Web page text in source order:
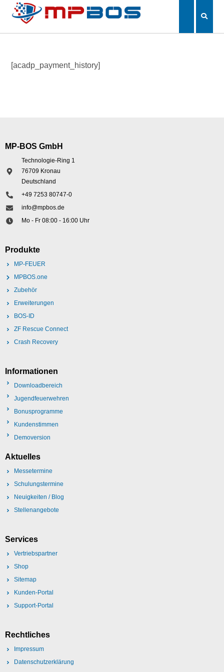
[acadp_payment_history]
MP-BOS GmbH
Technologie-Ring 1
76709 Kronau
Deutschland
+49 7253 80747-0
info@mpbos.de
Mo - Fr 08:00 - 16:00 Uhr
Produkte
MP-FEUER
MPBOS.one
Zubehör
Erweiterungen
BOS-ID
ZF Rescue Connect
Crash Recovery
Informationen
Downloadbereich
Jugendfeuerwehren
Bonusprogramme
Kundenstimmen
Demoversion
Aktuelles
Messetermine
Schulungstermine
Neuigkeiten / Blog
Stellenangebote
Services
Vertriebspartner
Shop
Sitemap
Kunden-Portal
Support-Portal
Rechtliches
Impressum
Datenschutzerklärung